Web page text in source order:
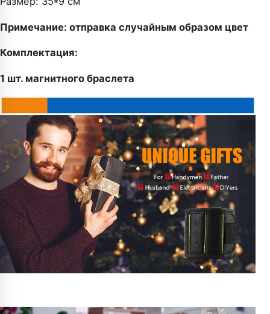
Примечание: отправка случайным образом цвет
Комплектация:
1 шт. магнитного браслета